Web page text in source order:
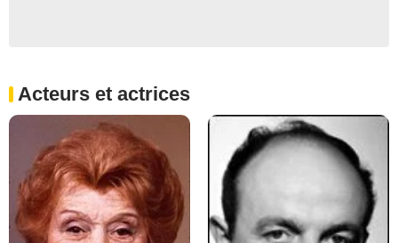
Acteurs et actrices